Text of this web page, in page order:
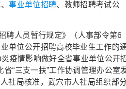
事业单位招聘、教师招聘考试公
聘人员暂行规定》（人事部令第6
单位公开招聘高校毕业生工作的
疫情影响做好全省事业单位公开
“三支一扶”工作协调管理办公室
社局核准，武穴市人社局组织部分